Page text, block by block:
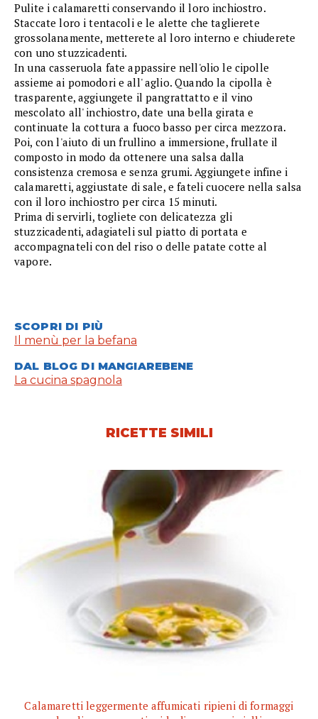
Pulite i calamaretti conservando il loro inchiostro.
Staccate loro i tentacoli e le alette che taglierete
grossolanamente, metterete al loro interno e chiuderete
con uno stuzzicadenti.
In una casseruola fate appassire nell'olio le cipolle
assieme ai pomodori e all' aglio. Quando la cipolla è
trasparente, aggiungete il pangrattatto e il vino
mescolato all' inchiostro, date una bella girata e
continuate la cottura a fuoco basso per circa mezzora.
Poi, con l'aiuto di un frullino a immersione, frullate il
composto in modo da ottenere una salsa dalla
consistenza cremosa e senza grumi. Aggiungete infine i
calamaretti, aggiustate di sale, e fateli cuocere nella salsa
con il loro inchiostro per circa 15 minuti.
Prima di servirli, togliete con delicatezza gli
stuzzicadenti, adagiateli sul piatto di portata e
accompagnateli con del riso o delle patate cotte al
vapore.
SCOPRI DI PIÙ
Il menù per la befana
DAL BLOG DI MANGIAREBENE
La cucina spagnola
RICETTE SIMILI
Calamaretti leggermente affumicati ripieni di formaggi